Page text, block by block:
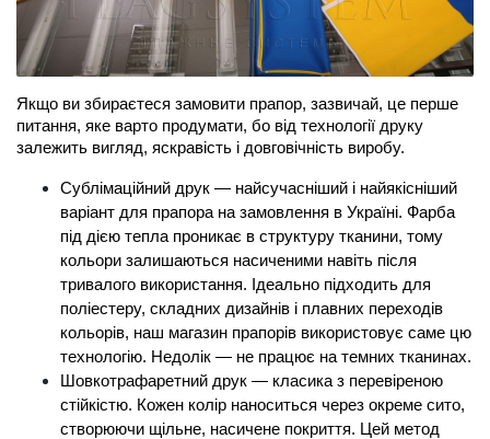
Якщо ви збираєтеся замовити прапор, зазвичай, це перше
питання, яке варто продумати, бо від технології друку
залежить вигляд, яскравість і довговічність виробу.
Сублімаційний друк — найсучасніший і найякісніший
варіант для прапора на замовлення в Україні. Фарба
під дією тепла проникає в структуру тканини, тому
кольори залишаються насиченими навіть після
тривалого використання. Ідеально підходить для
поліестеру, складних дизайнів і плавних переходів
кольорів, наш магазин прапорів використовує саме цю
технологію. Недолік — не працює на темних тканинах.
Шовкотрафаретний друк — класика з перевіреною
стійкістю. Кожен колір наноситься через окреме сито,
створюючи щільне, насичене покриття. Цей метод